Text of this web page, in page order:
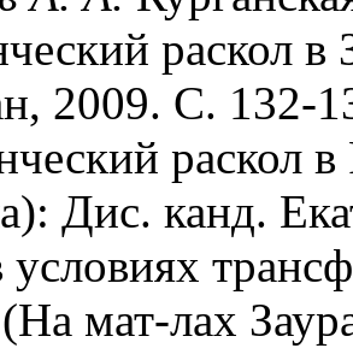
раскол
2009. С. 132-
раскол
Дис. канд.
(На мат-лах